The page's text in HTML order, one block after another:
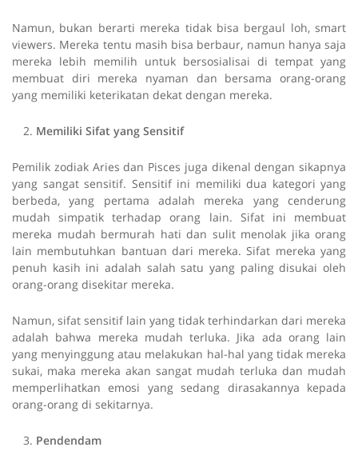
Namun, bukan berarti mereka tidak bisa bergaul loh, smart
viewers. Mereka tentu masih bisa berbaur, namun hanya saja
mereka lebih memilih untuk bersosialisai di tempat yang
membuat diri mereka nyaman dan bersama orang-orang
yang memiliki keterikatan dekat dengan mereka.
Memiliki Sifat yang Sensitif
Pemilik zodiak Aries dan Pisces juga dikenal dengan sikapnya
yang sangat sensitif. Sensitif ini memiliki dua kategori yang
berbeda, yang pertama adalah mereka yang cenderung
mudah simpatik terhadap orang lain. Sifat ini membuat
mereka mudah bermurah hati dan sulit menolak jika orang
lain membutuhkan bantuan dari mereka. Sifat mereka yang
penuh kasih ini adalah salah satu yang paling disukai oleh
orang-orang disekitar mereka.
Namun, sifat sensitif lain yang tidak terhindarkan dari mereka
adalah bahwa mereka mudah terluka. Jika ada orang lain
yang menyinggung atau melakukan hal-hal yang tidak mereka
sukai, maka mereka akan sangat mudah terluka dan mudah
memperlihatkan emosi yang sedang dirasakannya kepada
orang-orang di sekitarnya.
Pendendam